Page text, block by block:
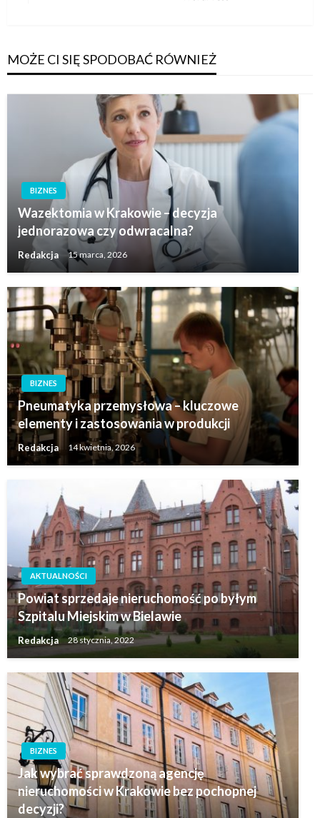
MOŻE CI SIĘ SPODOBAĆ RÓWNIEŻ
BIZNES
Wazektomia w Krakowie – decyzja
jednorazowa czy odwracalna?
Redakcja 15 marca, 2026
BIZNES
Pneumatyka przemysłowa – kluczowe
elementy i zastosowania w produkcji
Redakcja 14 kwietnia, 2026
AKTUALNOŚCI
Powiat sprzedaje nieruchomość po byłym
Szpitalu Miejskim w Bielawie
Redakcja 28 stycznia, 2022
BIZNES
Jak wybrać sprawdzoną agencję
nieruchomości w Krakowie bez pochopnej
decyzji?